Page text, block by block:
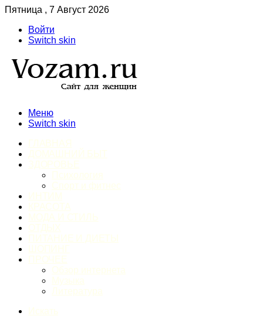
Пятница , 7 Август 2026
Войти
Switch skin
Меню
Switch skin